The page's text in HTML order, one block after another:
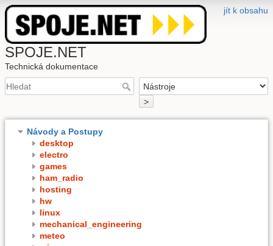
jít k obsahu
SPOJE.NET
Technická dokumentace
>
Návody a Postupy
desktop
electro
games
ham_radio
hosting
hw
linux
mechanical_engineering
meteo